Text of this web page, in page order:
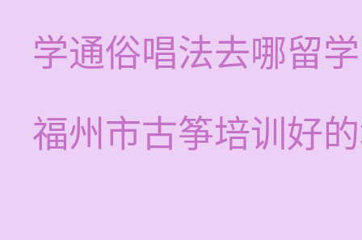
学通俗唱法去哪留
福州市古筝培训好